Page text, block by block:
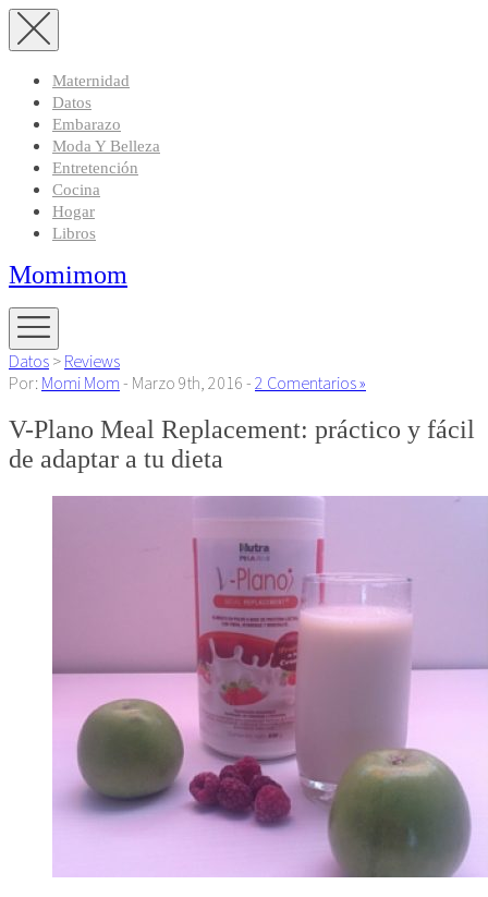
Maternidad
Datos
Embarazo
Moda Y Belleza
Entretención
Cocina
Hogar
Libros
Momimom
Datos > Reviews
Por: Momi Mom - Marzo 9th, 2016 - 2 Comentarios »
V-Plano Meal Replacement: práctico y fácil
de adaptar a tu dieta